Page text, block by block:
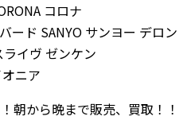
コロナ
ード SANYO サンヨー デロン
イヴ ゼンケン
ニア
朝から晩まで販売、買取！！